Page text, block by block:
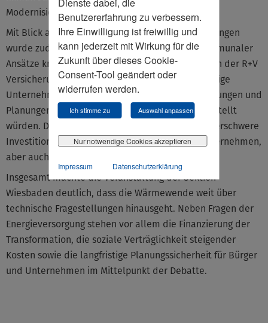
Benutzererfahrung zu verbessern.
Ihre Einwilligung ist freiwillig und
kann jederzeit mit Wirkung für die
Zukunft über dieses Cookie-
Consent-Tool geändert oder
widerrufen werden.
Ich stimme zu Auswahl anpassen
Nur notwendige Cookies akzeptieren
Impressum Datenschutzerklärung
Modernisierung der Netze hervorgehoben.
Mit Blick auf die wirtschaftlichen Rahmenbedingungen
wurde zudem die Vielzahl unterschiedlicher kommunaler
Ansätze kritisch bewertet.Christoph Nickolaus
von der R+V
Versicherung verwies darauf, dass bundesweit tätige
Unternehmen durch die unterschiedlichen Regelungen und
Planungen vor erhebliche Herausforderungen gestellt
würden. Der daraus entstehende Flickenteppich erschwere
Investitionen und langfristige Planungen der Unternehmen,
aber auch Bürger.
Insgesamt machte die Veranstaltung der Sektion
Wiesbaden deutlich, dass die Wärmewende weit über
technische Fragestellungen hinausgeht. Neben Fragen der
Energieversorgung stehen vor allem die Finanzierung der
Transformation, die soziale Verträglichkeit steigender
Kosten sowie die langfristige Planungssicherheit für Bürger
und Unternehmen im Mittelpunkt der Debatte.